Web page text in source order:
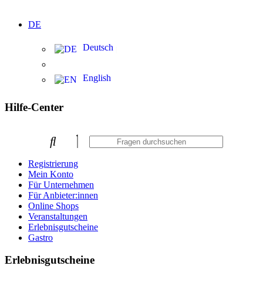
DE
Deutsch
English
Hilfe-Center
Registrierung
Mein Konto
Für Unternehmen
Für Anbieter:innen
Online Shops
Veranstaltungen
Erlebnisgutscheine
Gastro
Erlebnisgutscheine